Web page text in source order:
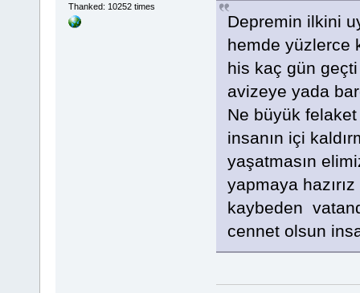
Thanked: 10252 times
Depremin ilkini
hemde yüzlerce
his kaç gün
avizeye yada
Ne büyük
insanın içi
yaşatmasın
yapmaya
kaybeden
cennet olsun